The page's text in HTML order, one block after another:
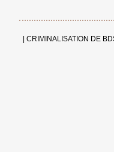
CRIMINALISATION DE